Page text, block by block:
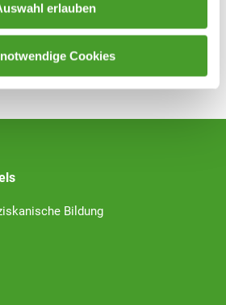
erlauben
Cookies
Bildung